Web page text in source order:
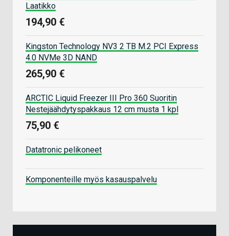
Laatikko
194,90 €
Kingston Technology NV3 2 TB M.2 PCI Express
4.0 NVMe 3D NAND
265,90 €
ARCTIC Liquid Freezer III Pro 360 Suoritin
Nestejäähdytyspakkaus 12 cm musta 1 kpl
75,90 €
Datatronic pelikoneet
Komponenteille myös kasauspalvelu